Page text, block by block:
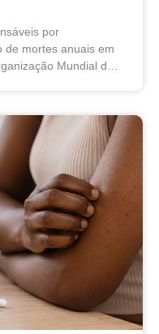
por
de mortes anuais em
Mundial da